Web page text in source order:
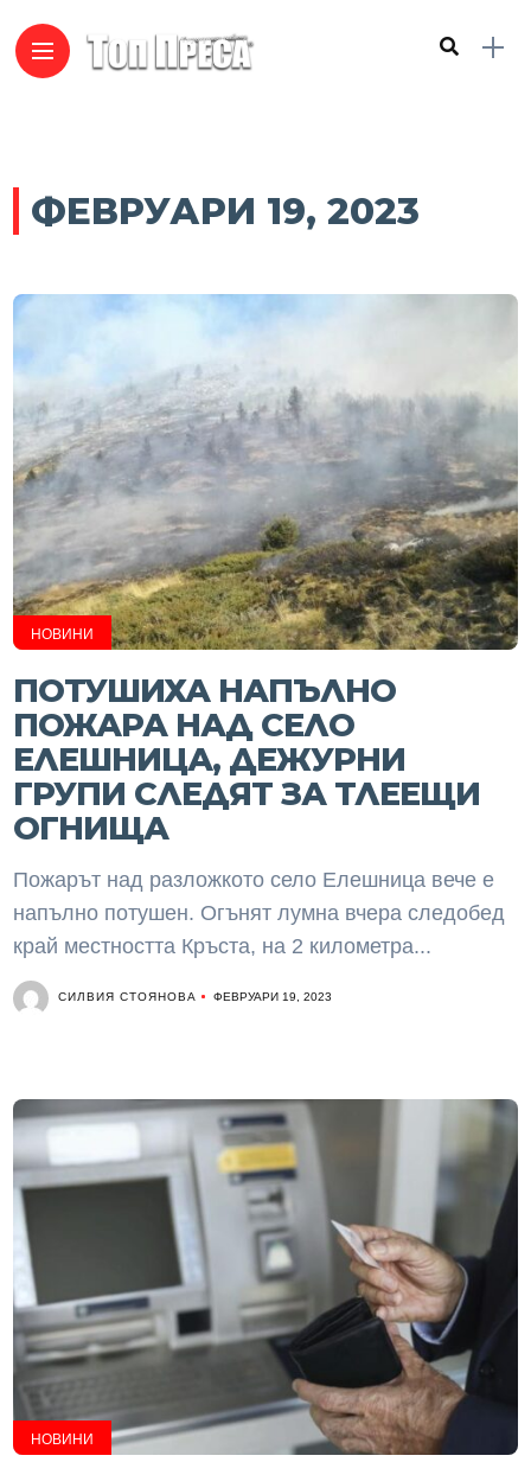
ФЕВРУАРИ 19, 2023
НОВИНИ
ПОТУШИХА НАПЪЛНО
ПОЖАРА НАД СЕЛО
ЕЛЕШНИЦА, ДЕЖУРНИ
ГРУПИ СЛЕДЯТ ЗА ТЛЕЕЩИ
ОГНИЩА
Пожарът над разложкото село Елешница вече е
напълно потушен. Огънят лумна вчера следобед
край местността Кръста, на 2 километра...
СИЛВИЯ СТОЯНОВА ФЕВРУАРИ 19, 2023
НОВИНИ